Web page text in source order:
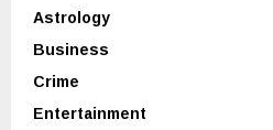
Astrology
Business
Crime
Entertainment